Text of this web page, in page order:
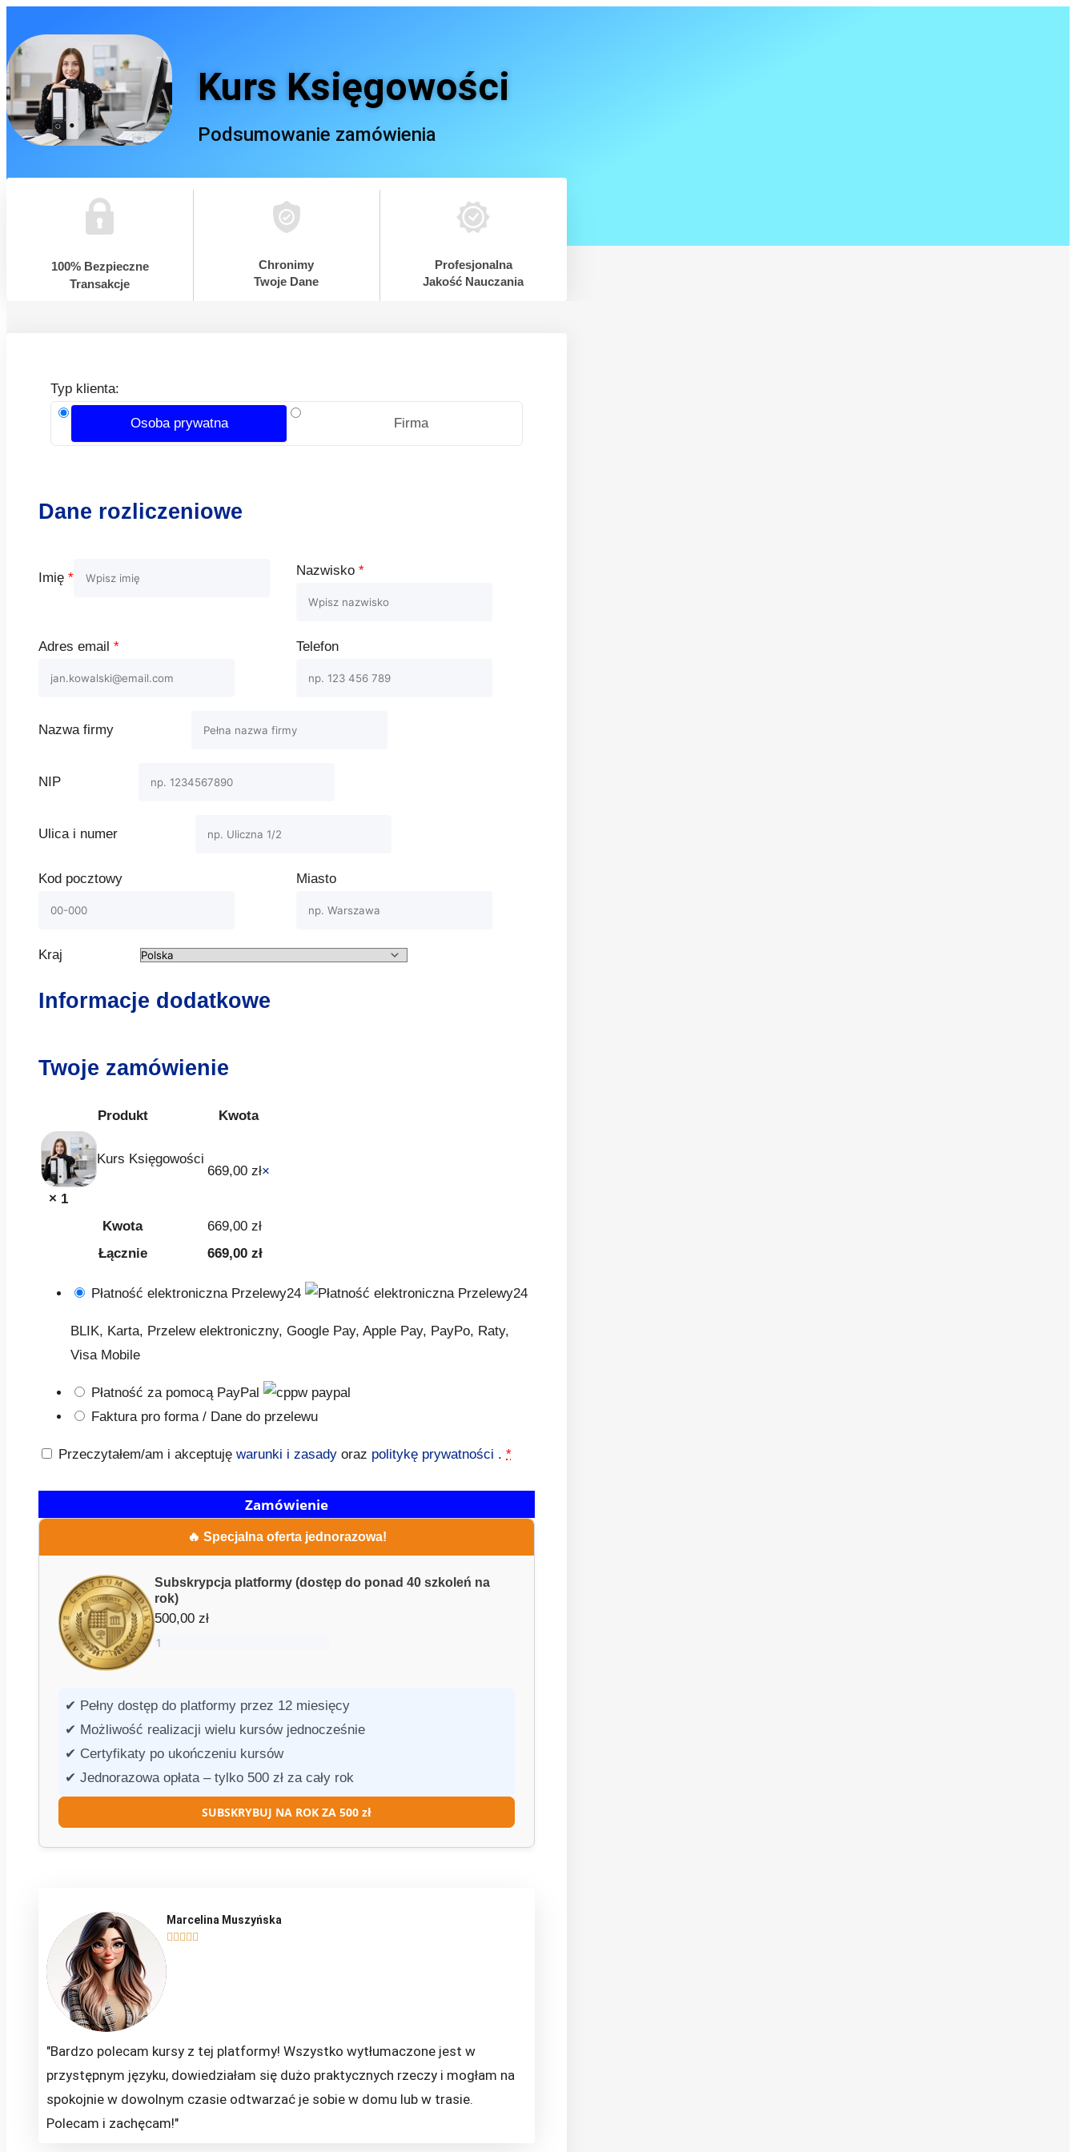
Kurs Księgowości
Podsumowanie zamówienia
100% Bezpieczne
Transakcje
Chronimy
Twoje Dane
Profesjonalna
Jakość Nauczania
Typ klienta:
Osoba prywatna Firma
Dane rozliczeniowe
Imię * Nazwisko*
Adres email * Telefon
Nazwa firmy
NIP
Ulica i numer
Kod pocztowy Miasto
Kraj
Informacje dodatkowe
Twoje zamówienie
Produkt Kwota
Kurs Księgowości
× 1
669,00 zł×
Kwota 669,00 zł
Łącznie
669,00 zł
Płatność elektroniczna Przelewy24
BLIK, Karta, Przelew elektroniczny, Google Pay, Apple Pay, PayPo, Raty,
Visa Mobile
Płatność za pomocą PayPal
Faktura pro forma / Dane do przelewu
Przeczytałem/am i akceptuję warunki i zasady oraz politykę prywatności . *
Zamówienie
🔥 Specjalna oferta jednorazowa!
Subskrypcja platformy (dostęp do ponad 40 szkoleń na
rok)
500,00 zł
✔ Pełny dostęp do platformy przez 12 miesięcy
✔ Możliwość realizacji wielu kursów jednocześnie
✔ Certyfikaty po ukończeniu kursów
✔ Jednorazowa opłata – tylko 500 zł za cały rok
SUBSKRYBUJ NA ROK ZA 500 zł
Marcelina Muszyńska
    
"Bardzo polecam kursy z tej platformy! Wszystko wytłumaczone jest w
przystępnym języku, dowiedziałam się dużo praktycznych rzeczy i mogłam na
spokojnie w dowolnym czasie odtwarzać je sobie w domu lub w trasie.
Polecam i zachęcam!"